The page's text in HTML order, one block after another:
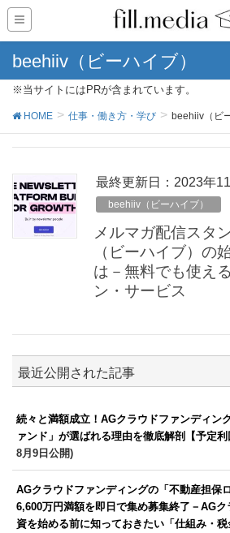
beehiiv（ビーハイブ）
※当サイトにはPRが含まれています。
HOME 仕事・働き方・学び beehiiv（ビ
最終更新日：2023年
beehiiv（ビーハイブ）
メルマガ配信スタ
（ビーハイブ）の
は－無料でも使え
ン・サービス
最近公開された記事
続々と満額成立！AGクラウドファンディン
ァンド」が選ばれる理由を徹底解剖【予定利
8月9日公開)
AGクラウドファンディングの「不動産担保
6,600万円満額を即日で集め募集終了－AG
資を始める前に知っておきたい「仕組み・